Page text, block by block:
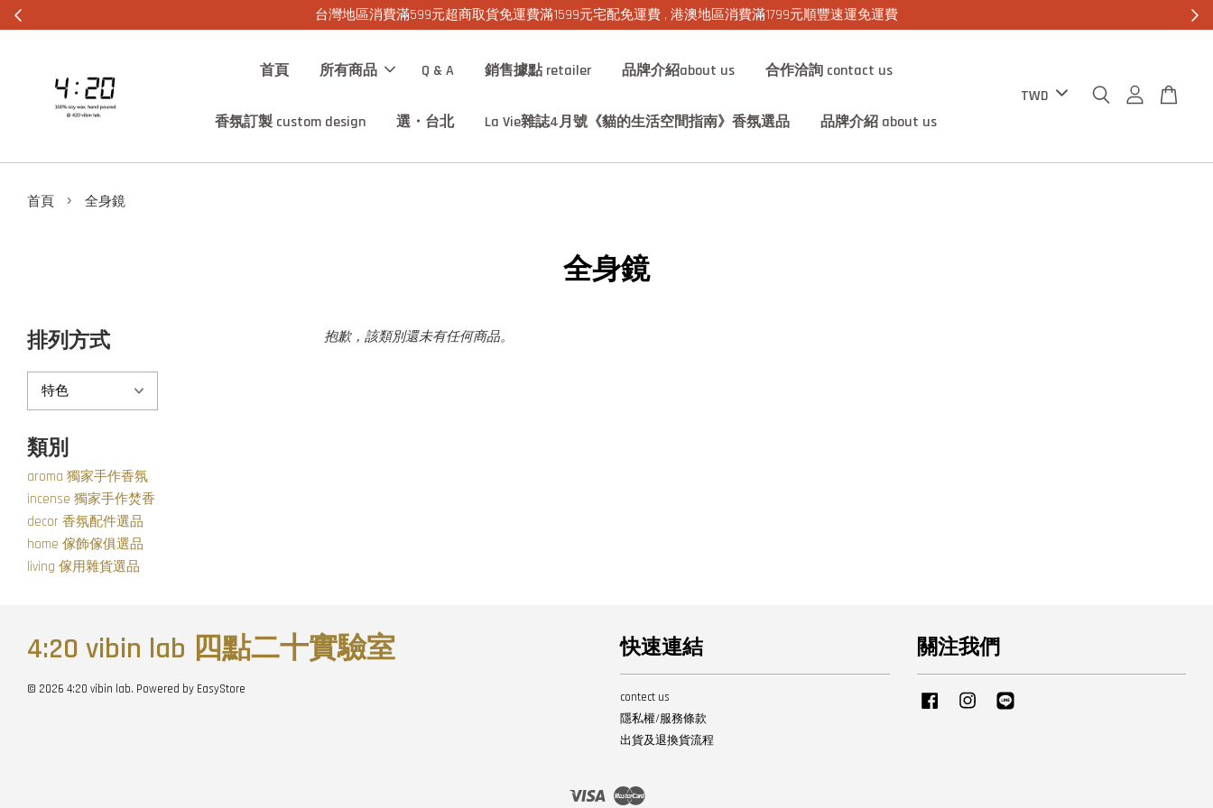
台灣地區消費滿599元超商取貨免運費滿1599元宅配免運費 , 港澳地區消費滿1799元順豐速運免運費
首頁 所有商品 Q & A 銷售據點 retailer 品牌介紹about us 合作洽詢 contact us
香氛訂製 custom design 選・台北 La Vie雜誌4月號《貓的生活空間指南》香氛選品 品牌介紹 about us
首頁 › 全身鏡
全身鏡
排列方式
類別
aroma 獨家手作香氛
incense 獨家手作焚香
decor 香氛配件選品
home 傢飾傢俱選品
living 傢用雜貨選品
抱歉，該類別還未有任何商品。
4:20 vibin lab 四點二十實驗室
© 2026 4:20 vibin lab. Powered by EasyStore
快速連結
contect us
隱私權/服務條款
出貨及退換貨流程
關注我們
Facebook Instagram
Visa Master